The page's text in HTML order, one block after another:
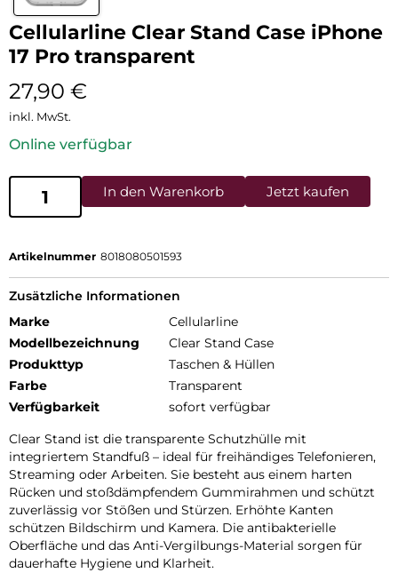
Cellularline Clear Stand Case iPhone
17 Pro transparent
27,90 €
inkl. MwSt.
Online verfügbar
In den Warenkorb Jetzt kaufen
Artikelnummer 8018080501593
Zusätzliche Informationen
Marke
Cellularline
Modellbezeichnung
Clear Stand Case
Produkttyp
Taschen & Hüllen
Farbe
Transparent
Verfügbarkeit
sofort verfügbar
Clear Stand ist die transparente Schutzhülle mit
integriertem Standfuß – ideal für freihändiges Telefonieren,
Streaming oder Arbeiten. Sie besteht aus einem harten
Rücken und stoßdämpfendem Gummirahmen und schützt
zuverlässig vor Stößen und Stürzen. Erhöhte Kanten
schützen Bildschirm und Kamera. Die antibakterielle
Oberfläche und das Anti-Vergilbungs-Material sorgen für
dauerhafte Hygiene und Klarheit.